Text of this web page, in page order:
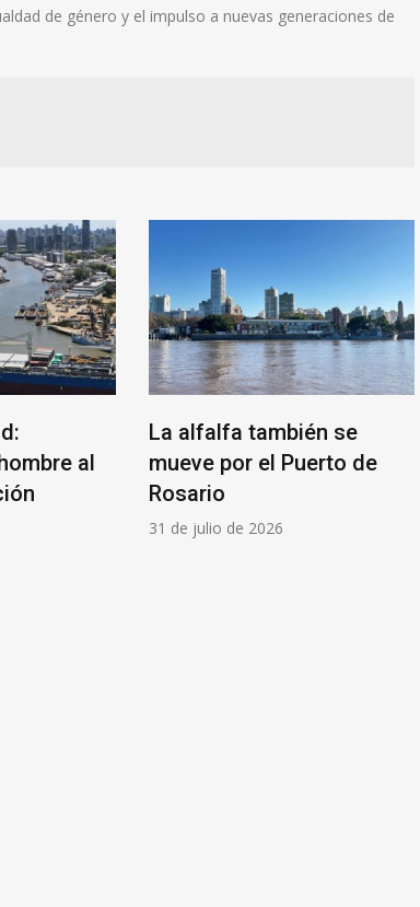
de género y el impulso a nuevas generaciones de
al
La alfalfa también se
mueve por el Puerto de
Rosario
31 de julio de 2026